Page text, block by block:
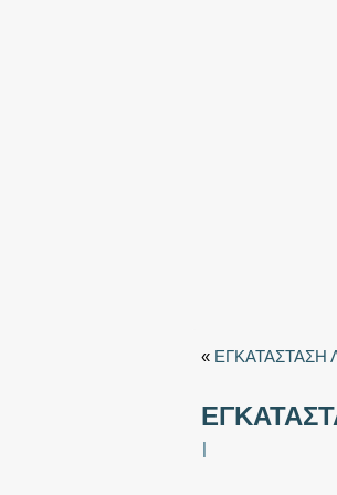
« ΕΓΚΑΤΑΣΤΑΣΗ
|